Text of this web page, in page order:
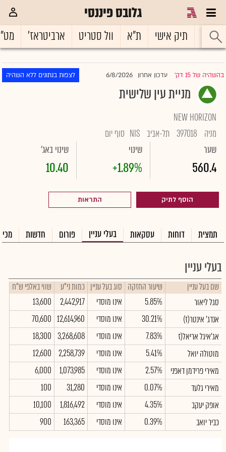
גלובס פיננסי
ראשי תיק אישי ת"א וול סטריט ארביטראז'
בהשהיה של 15 דק' |עדכון אחרון 6/8/2026 לצפות בנתונים ללא השהיה
מניית עין שלישית
NEW HORIZON
מניה
397018 תל-אביב NIS סוף יום
שער
560.4
שינוי
+1.89%
שינוי באג'
10.40
הוסף לתיק התראות
תמצית דוחות עסקאות בעלי עניין פורום חדשות
בעלי עניין
שם בעל עניין שיעור החזקה סוג בעל עניין כמות ני"ע
שווי באלפי ש"ח
סגל ליאור
5.85% אינו מוסדי 2,442,917
13,600
אנדג' אינטר(ז)
30.21% אינו מוסדי 12,614,960
70,600
אג'איגל אריאל(ז
7.83% אינו מוסדי 3,268,608
18,300
מוטולה יואל
5.41% אינו מוסדי 2,258,739
12,600
מאירי פרידמן דאפני
2.57% אינו מוסדי 1,073,985
6,000
מאירי גלעד
0.07% אינו מוסדי 31,280
100
אופק יעקב
4.35% אינו מוסדי 1,816,492
10,100
כביר יואב
0.39% אינו מוסדי 163,365
900